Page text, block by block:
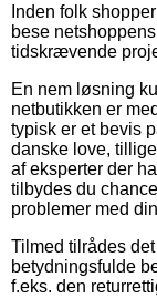
Inden folk
bese
tidskrævende
En nem løsning
netbutikken er
typisk er et bevis
danske love,
af eksperter der
tilbydes du
problemer med
Tilmed tilrådes
betydningsfulde
f.eks. den